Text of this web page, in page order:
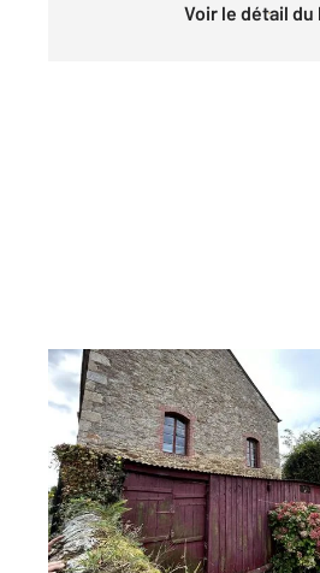
Voir le détail
PLANCOET 22
80 m2, 4 pièces
Ref : 1554
Maison à vendre
71 700 €